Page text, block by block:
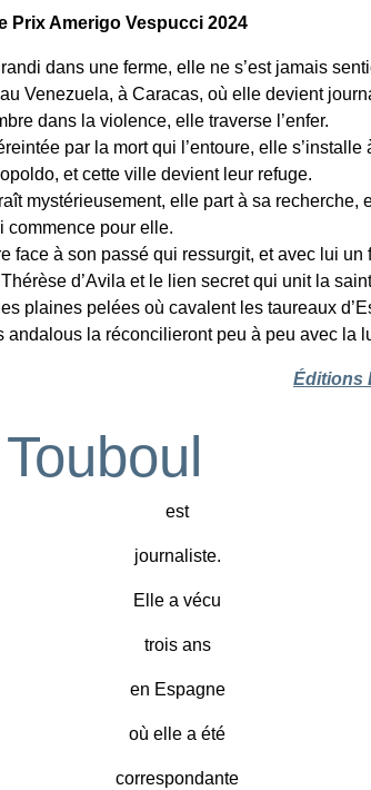
Prix Amerigo Vespucci 2024
dans une ferme, elle ne s’est jamais
Venezuela, à Caracas, où elle devient
dans la violence, elle traverse l’enfer.
par la mort qui l’entoure, elle s’installe
et cette ville devient leur refuge.
mystérieusement, elle part à sa recherche,
commence pour elle.
face à son passé qui ressurgit, et avec lui un
d’Avila et le lien secret qui unit la
plaines pelées où cavalent les taureaux
andalous la réconcilieront peu à peu avec la
Éditions
est
journaliste.
Elle a vécu
trois ans
en Espagne
où elle a été
correspondante